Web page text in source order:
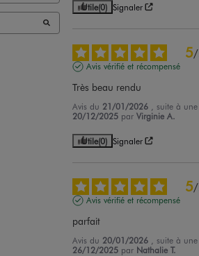
Utile(0) Signaler
5/
Avis vérifié et récompensé
Très beau rendu
Avis du 21/01/2026
, suite à
20/12/2025 parVirginie A.
Utile(0) Signaler
5/
Avis vérifié et récompensé
parfait
Avis du 20/01/2026
, suite à
26/12/2025 par Nathalie T.